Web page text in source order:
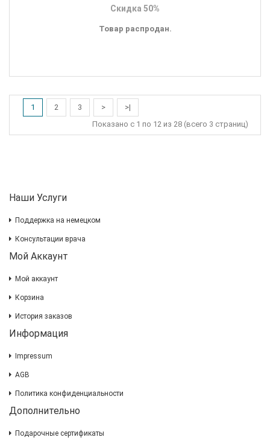
Скидка 50%
Товар распродан.
1 2 3 >
>|
Показано с 1 по 12 из 28 (всего 3 страниц)
Наши Услуги
Поддержка на немецком
Консультации врача
Мой Аккаунт
Мой аккаунт
Корзина
История заказов
Информация
Impressum
AGB
Политика конфиденциальности
Дополнительно
Подарочные сертификаты